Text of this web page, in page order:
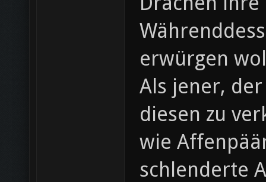
erwürgen
Als jener,
diesen zu
wie
schlenderte